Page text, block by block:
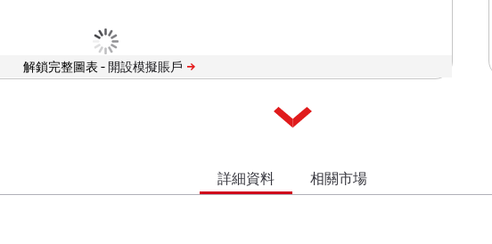
解鎖完整圖表 -
詳細資料 相關市場